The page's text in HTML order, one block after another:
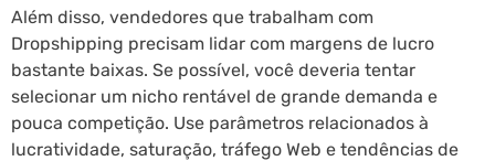
Além disso, vendedores que trabalham com
Dropshipping precisam lidar com margens de lucro
bastante baixas. Se possível, você deveria tentar
selecionar um nicho rentável de grande demanda e
pouca competição. Use parâmetros relacionados à
lucratividade, saturação, tráfego Web e tendências de